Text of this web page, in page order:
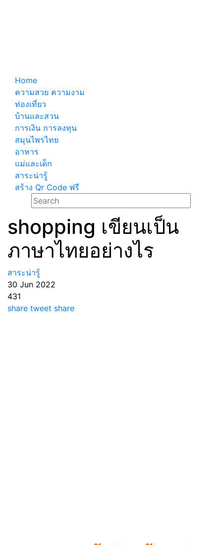
Home
ความสวย ความงาม
ท่องเที่ยว
บ้านและสวน
การเงิน การลงทุน
สมุนไพรไทย
อาหาร
แม่และเด็ก
สาระน่ารู้
สร้าง Qr Code ฟรี
shopping เขียนเป็น
ภาษาไทยอย่างไร
สาระน่ารู้
30 Jun 2022
431
share tweet share